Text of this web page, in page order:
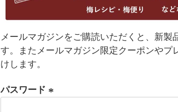
メールマガジンをご購読いただくと、新製
す。またメールマガジン限定クーポンやプ
けします。
パスワード